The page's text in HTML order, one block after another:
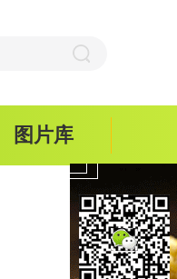
图片库